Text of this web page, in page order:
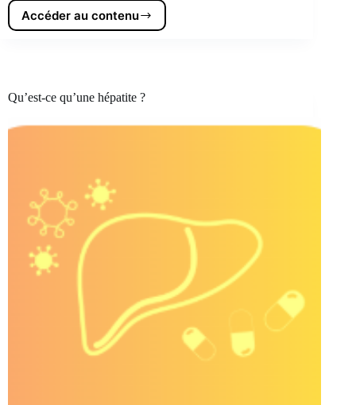
Accéder au contenu
Les
Qu’est-ce qu’une hépatite ?